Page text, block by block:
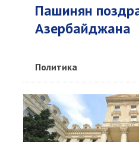
Пашинян
Азербайджана
Политика